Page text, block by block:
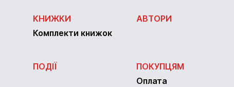
КНИЖКИ
Комплекти книжок
АВТОРИ
ПОДІЇ
ПОКУПЦЯМ
Оплата